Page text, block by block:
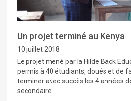
Un projet terminé au Kenya
10 juillet 2018
Le projet mené par la Hilde Back
permis à 40 étudiants, doués et de
terminer avec succès les 4 années
secondaire.